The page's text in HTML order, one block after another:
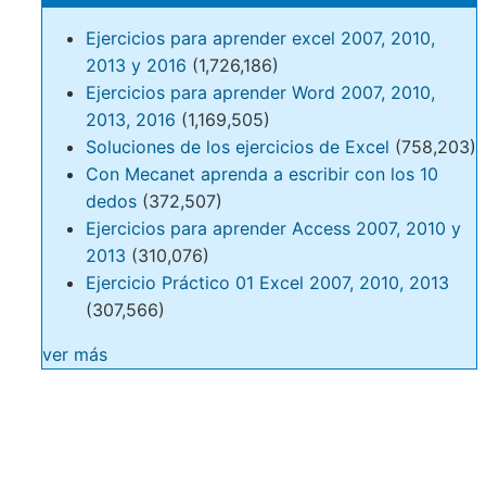
Ejercicios para aprender excel 2007, 2010,
2013 y 2016 (1,726,186)
Ejercicios para aprender Word 2007, 2010,
2013, 2016 (1,169,505)
Soluciones de los ejercicios de Excel (758,203)
Con Mecanet aprenda a escribir con los 10
dedos (372,507)
Ejercicios para aprender Access 2007, 2010 y
2013 (310,076)
Ejercicio Práctico 01 Excel 2007, 2010, 2013
(307,566)
ver más